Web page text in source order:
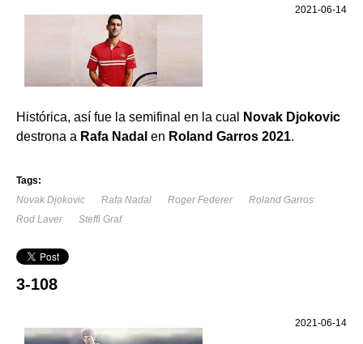
2021-06-14
Histórica, así fue la semifinal en la cual
Novak Djokovic
destrona a Rafa Nadal en Roland Garros 2021.
Tags:
Novak Djokovic
Rafa Nadal Roger Federer
Roland Garros
Rod Laver
Steffi Graf
3-108
2021-06-14